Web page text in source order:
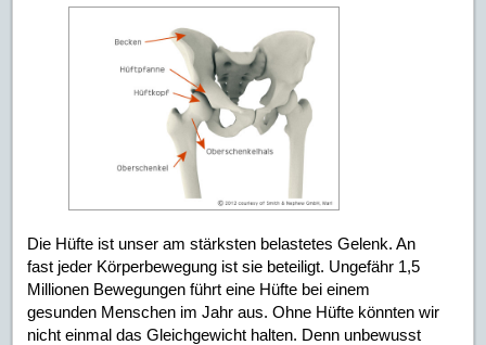
Die Hüfte ist unser am stärksten belastetes Gelenk. An
fast jeder Körperbewegung ist sie beteiligt. Ungefähr 1,5
Millionen Bewegungen führt eine Hüfte bei einem
gesunden Menschen im Jahr aus. Ohne Hüfte könnten wir
nicht einmal das Gleichgewicht halten. Denn unbewusst